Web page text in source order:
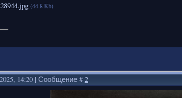
(44.8 Kb)
14:20 | Сообщение #2